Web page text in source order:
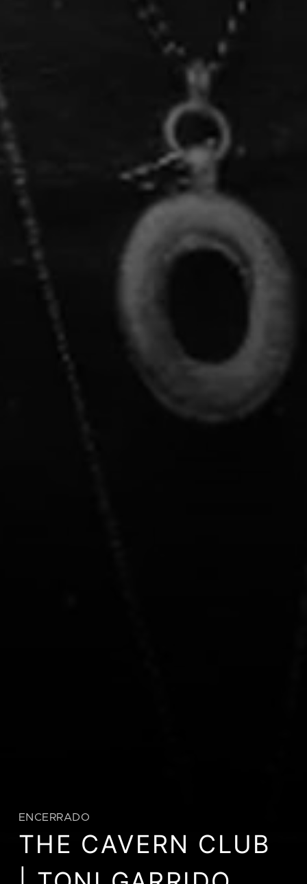
ENCERRADO
THE CAVERN CLUB